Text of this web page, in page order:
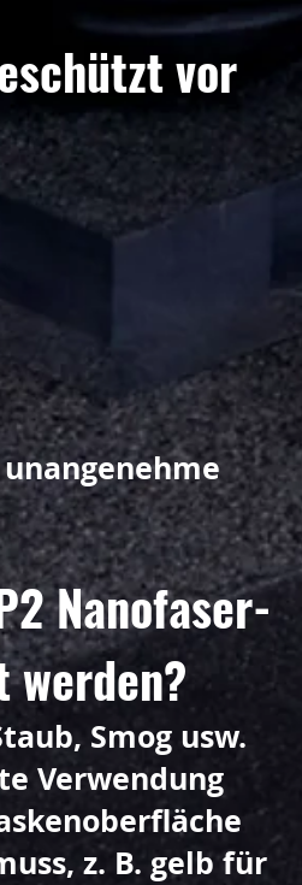
vor
Nanofaser-
werden?
Smog usw.
Verwendung
z. B. gelb für